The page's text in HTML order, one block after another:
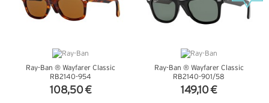
Ray-Ban ® Wayfarer Classic
RB2140-954
108,50 €
Ray-Ban ® Wayfarer Classic
RB2140-901/58
149,10 €